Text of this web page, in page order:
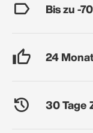
Bis zu -
24
30 Tage